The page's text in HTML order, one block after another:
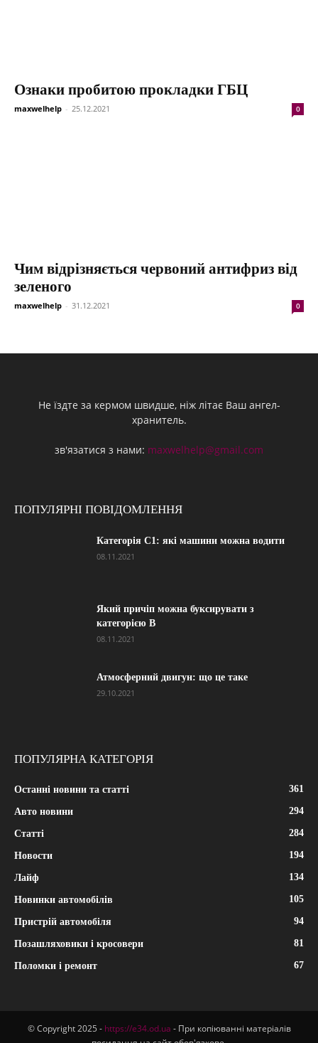
Ознаки пробитою прокладки ГБЦ
maxwelhelp - 25.12.2021 0
Чим відрізняється червоний антифриз від
зеленого
maxwelhelp - 31.12.2021 0
Не їздте за кермом швидше, ніж літає Ваш ангел-
хранитель.
зв'язатися з нами: maxwelhelp@gmail.com
ПОПУЛЯРНІ ПОВІДОМЛЕННЯ
Категорія С1: які машини можна водити
08.11.2021
Який причіп можна буксирувати з
категорією В
08.11.2021
Атмосферний двигун: що це таке
29.10.2021
ПОПУЛЯРНА КАТЕГОРІЯ
Останні новини та статті 361
Авто новини 294
Статті 284
Новости 194
Лайф 134
Новинки автомобілів 105
Пристрій автомобіля 94
Позашляховики і кросовери 81
Поломки і ремонт 67
© Copyright 2025 - https://e34.od.ua - При копіюванні матеріалів